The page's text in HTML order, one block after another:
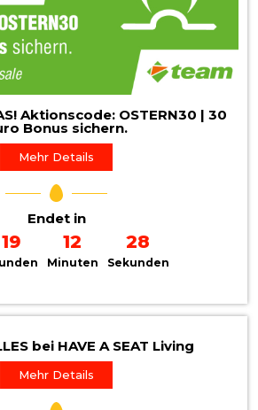
Aktionscode: OSTERN30 | 30
Bonus sichern.
Mehr Details
Endet in
19 12
Minuten
26
Sekunden
bei HAVE A SEAT Living
Mehr Details